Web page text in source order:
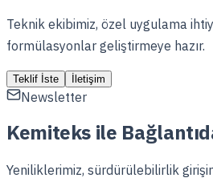
Teknik ekibimiz, özel uygulama
formülasyonlar geliştirmeye hazır.
Teklif İste İletişim
Newsletter
Kemiteks ile
Yeniliklerimiz, sürdürülebilirlik